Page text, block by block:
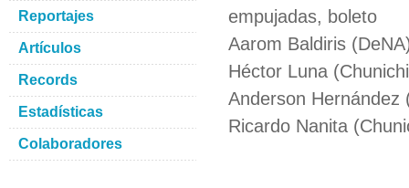
empujadas, boleto
Aarom Baldiris
Héctor Luna
Anderson Hernández
Ricardo Nanita
Reportajes
Artículos
Records
Estadísticas
Colaboradores